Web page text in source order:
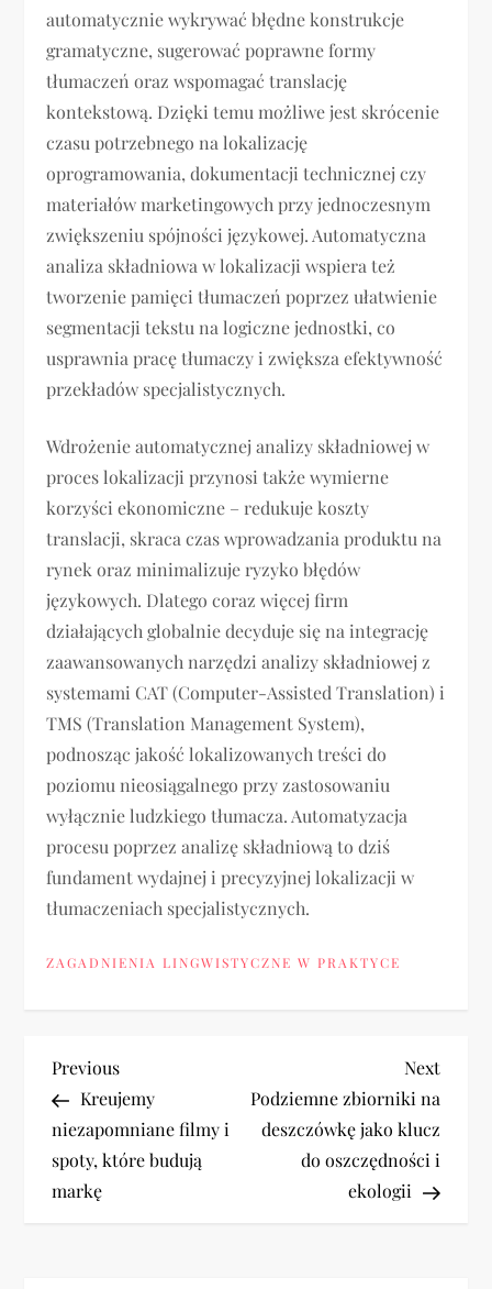
automatycznie wykrywać błędne konstrukcje
gramatyczne, sugerować poprawne formy
tłumaczeń oraz wspomagać translację
kontekstową. Dzięki temu możliwe jest skrócenie
czasu potrzebnego na lokalizację
oprogramowania, dokumentacji technicznej czy
materiałów marketingowych przy jednoczesnym
zwiększeniu spójności językowej. Automatyczna
analiza składniowa w lokalizacji wspiera też
tworzenie pamięci tłumaczeń poprzez ułatwienie
segmentacji tekstu na logiczne jednostki, co
usprawnia pracę tłumaczy i zwiększa efektywność
przekładów specjalistycznych.
Wdrożenie automatycznej analizy składniowej w
proces lokalizacji przynosi także wymierne
korzyści ekonomiczne – redukuje koszty
translacji, skraca czas wprowadzania produktu na
rynek oraz minimalizuje ryzyko błędów
językowych. Dlatego coraz więcej firm
działających globalnie decyduje się na integrację
zaawansowanych narzędzi analizy składniowej z
systemami CAT (Computer-Assisted Translation) i
TMS (Translation Management System),
podnosząc jakość lokalizowanych treści do
poziomu nieosiągalnego przy zastosowaniu
wyłącznie ludzkiego tłumacza. Automatyzacja
procesu poprzez analizę składniową to dziś
fundament wydajnej i precyzyjnej lokalizacji w
tłumaczeniach specjalistycznych.
ZAGADNIENIA LINGWISTYCZNE W PRAKTYCE
N
a
w
Previous
Post
Previous
Kreujemy
niezapomniane filmy i
spoty, które budują
markę
Next
Post
Next
Podziemne zbiorniki na
deszczówkę jako klucz
do oszczędności i
ekologii